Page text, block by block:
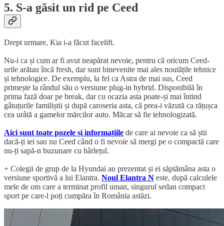
5. S-a găsit un rid pe Ceed
Drept urmare, Kia i-a făcut facelift.
Nu-i ca și cum ar fi avut neapărat nevoie, pentru că oricum Ceed-
urile arătau încă fresh, dar sunt binevenite mai ales noutățile tehnice
și tehnologice. De exemplu, la fel ca Astra de mai sus, Ceed
primește la rândul său o versiune plug-in hybrid. Disponibilă în
prima fază doar pe break, dar cu ocazia asta poate-și mai întind
gâtuțurile familiștii și după caroseria asta, că prea-i văzută ca rățușca
cea urâtă a gamelor mărcilor auto. Măcar să fie tehnologizată.
Aici sunt toate pozele și informațiile de care ai nevoie ca să știi
dacă-ți iei sau nu Ceed când o fi nevoie să mergi pe o compactă care
nu-ți sapă-n buzunare cu hârlețul.
+ Colegii de grup de la Hyundai au prezentat și ei săptămâna asta o
versiune sportivă a lui Elantra. Noul Elantra N este, după calculele
mele de om care a terminat profil uman, singurul sedan compact
sport pe care-l poți cumpăra în România astăzi.